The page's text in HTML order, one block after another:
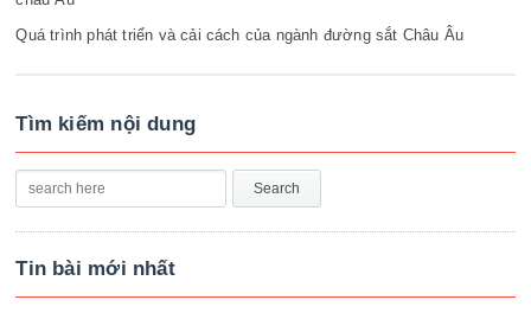
Quá trình phát triển và cải cách của ngành đường sắt Châu Âu
Tìm kiếm nội dung
Tin bài mới nhất